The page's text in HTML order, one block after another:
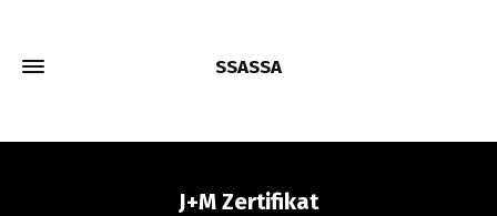
SSASSA
J+M Zertifikat